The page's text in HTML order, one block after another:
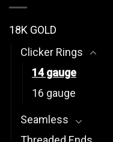
18K GOLD
Clicker Rings
14 gauge
16 gauge
Seamless